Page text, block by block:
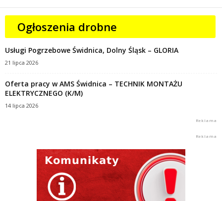
Ogłoszenia drobne
Usługi Pogrzebowe Świdnica, Dolny Śląsk – GLORIA
21 lipca 2026
Oferta pracy w AMS Świdnica – TECHNIK MONTAŻU
ELEKTRYCZNEGO (K/M)
14 lipca 2026